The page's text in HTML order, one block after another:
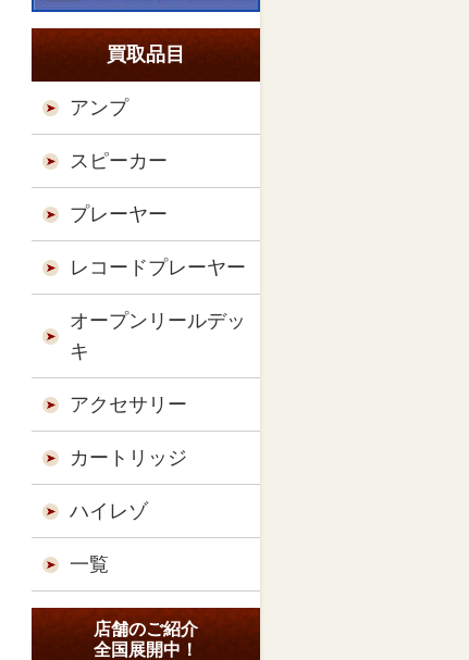
買取品目
アンプ
スピーカー
プレーヤー
レコードプレーヤー
オープンリールデッ
キ
アクセサリー
カートリッジ
ハイレゾ
一覧
店舗のご紹介
全国展開中！